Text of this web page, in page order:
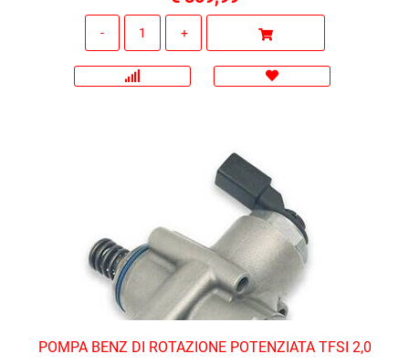
POMPA BENZ DI ROTAZIONE POTENZIATA TFSI 2,0